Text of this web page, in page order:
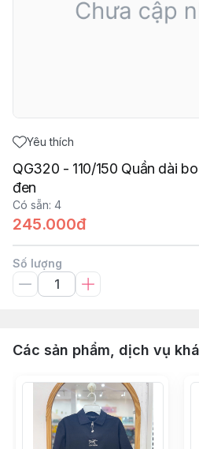
Yêu thích
QG320 - 110/150 Quần dài
đen
Có sẵn: 4
245.000đ
Số lượng
Các sản phẩm, dịch vụ